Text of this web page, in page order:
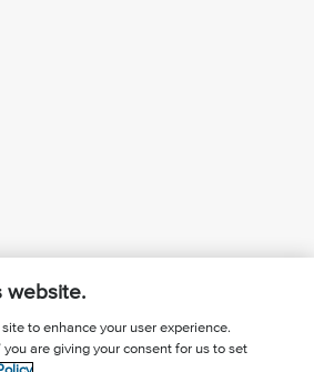
Suscríbase al boletín
website.
to enhance your user experience.
you are giving your consent for us to set